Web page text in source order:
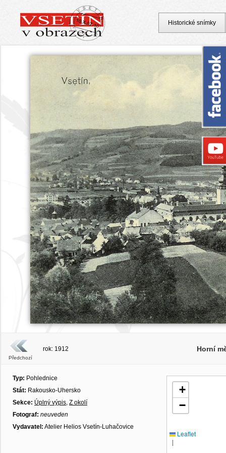
Předchozí
rok: 1912 Horní
Typ: Pohlednice
Stát: Rakousko-Uhersko
Sekce: Úplný výpis, Z okolí
Fotograf: neuveden
Vydavatel: Atelier Helios Vsetín-Luhačovice
+
−
Leaflet
|
Historické snímky